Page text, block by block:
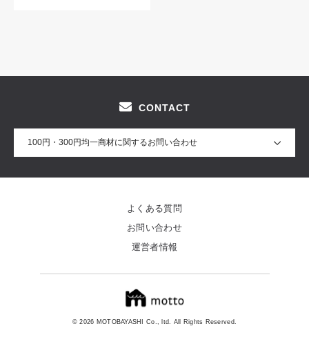
CONTACT
100円・300円均一商材に関するお問い合わせ
© 2026 MOTOBAYASHI Co., ltd. All Rights Reserved.
よくある質問
お問い合わせ
運営者情報